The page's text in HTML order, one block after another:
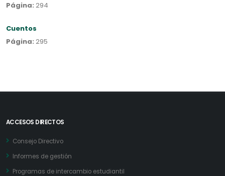
Página: 294
Cuentos
Página: 295
ACCESOS DIRECTOS
Consejo Directivo
Informes de gestión
Programas de intercambio estudiantil